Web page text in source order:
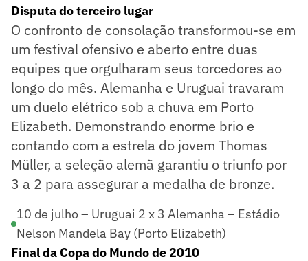
Disputa do terceiro lugar
O confronto de consolação transformou-se em
um festival ofensivo e aberto entre duas
equipes que orgulharam seus torcedores ao
longo do mês. Alemanha e Uruguai travaram
um duelo elétrico sob a chuva em Porto
Elizabeth. Demonstrando enorme brio e
contando com a estrela do jovem Thomas
Müller, a seleção alemã garantiu o triunfo por
3 a 2 para assegurar a medalha de bronze.
10 de julho – Uruguai 2 x 3 Alemanha – Estádio
Nelson Mandela Bay (Porto Elizabeth)
Final da Copa do Mundo de 2010